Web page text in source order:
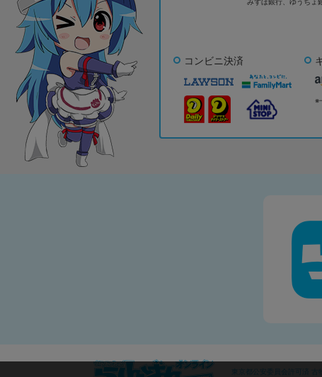
コンビニ決済
※
東京都公安委員会許可済